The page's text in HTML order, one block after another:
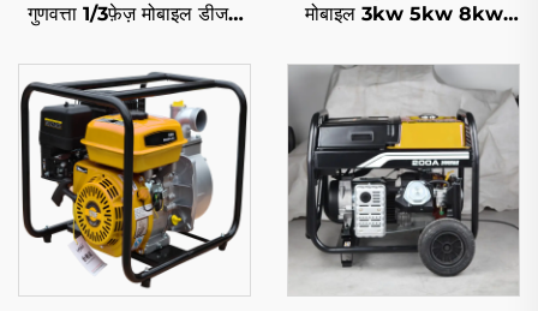
गुणवत्ता 1/3फ़ेज़ मोबाइल डीजल
मोबाइल 3kw 5kw 8kw